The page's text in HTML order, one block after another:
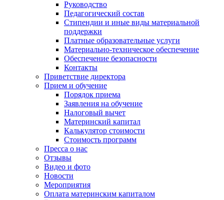
Руководство
Педагогический состав
Стипендии и иные виды материальной
поддержки
Платные образовательные услуги
Материально-техническое обеспечение
Обеспечение безопасности
Контакты
Приветствие директора
Прием и обучение
Порядок приема
Заявления на обучение
Налоговый вычет
Материнский капитал
Калькулятор стоимости
Стоимость программ
Пресса о нас
Отзывы
Видео и фото
Новости
Мероприятия
Оплата материнским капиталом